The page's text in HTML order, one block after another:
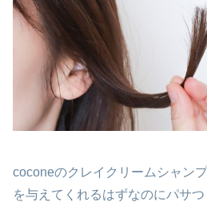
coconeのクレイクリームシャン
を与えてくれるはずなのにパサ